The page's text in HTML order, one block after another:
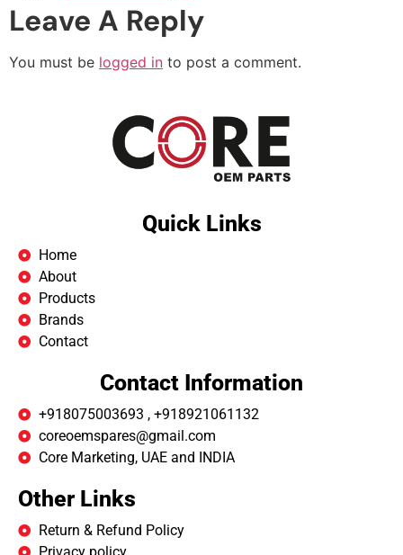
Leave A Reply
You must be logged in to post a comment.
Quick Links
Home
About
Products
Brands
Contact
Contact Information
+918075003693 , +918921061132
coreoemspares@gmail.com
Core Marketing, UAE and INDIA
Other Links
Return & Refund Policy